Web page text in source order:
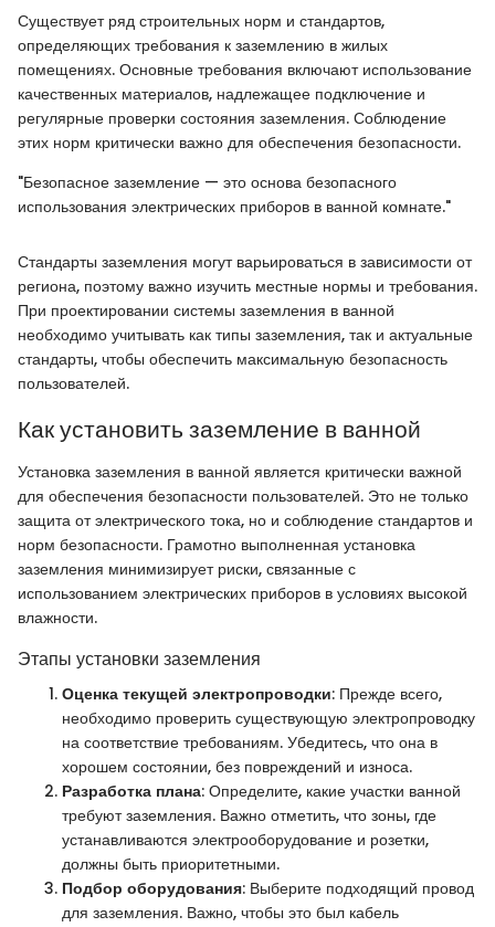
Существует ряд строительных норм и стандартов,
определяющих требования к заземлению в жилых
помещениях. Основные требования включают использование
качественных материалов, надлежащее подключение и
регулярные проверки состояния заземления. Соблюдение
этих норм критически важно для обеспечения безопасности.
"Безопасное заземление — это основа безопасного
использования электрических приборов в ванной комнате."
Стандарты заземления могут варьироваться в зависимости от
региона, поэтому важно изучить местные нормы и требования.
При проектировании системы заземления в ванной
необходимо учитывать как типы заземления, так и актуальные
стандарты, чтобы обеспечить максимальную безопасность
пользователей.
Как установить заземление в ванной
Установка заземления в ванной является критически важной
для обеспечения безопасности пользователей. Это не только
защита от электрического тока, но и соблюдение стандартов и
норм безопасности. Грамотно выполненная установка
заземления минимизирует риски, связанные с
использованием электрических приборов в условиях высокой
влажности.
Этапы установки заземления
Оценка текущей электропроводки: Прежде всего,
необходимо проверить существующую электропроводку
на соответствие требованиям. Убедитесь, что она в
хорошем состоянии, без повреждений и износа.
Разработка плана: Определите, какие участки ванной
требуют заземления. Важно отметить, что зоны, где
устанавливаются электрооборудование и розетки,
должны быть приоритетными.
Подбор оборудования: Выберите подходящий провод
для заземления. Важно, чтобы это был кабель